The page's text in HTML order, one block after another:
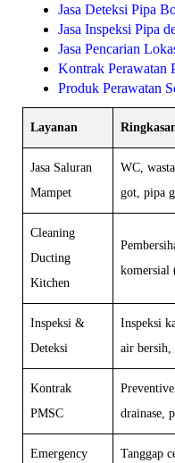
Jasa Deteksi Pipa
Jasa Inspeksi Pipa
Jasa Pencarian
Kontrak Perawatan
Produk Perawatan
Layanan
Jasa Saluran
Mampet
WC,
got, pipa
Cleaning
Ducting
Kitchen
komersial
Inspeksi &
Deteksi
Inspeksi
air bersih,
Kontrak
PMSC
drainase,
Emergency
Tanggap